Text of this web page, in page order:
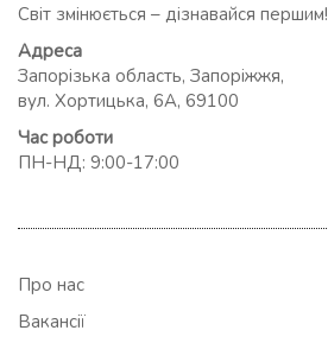
Світ змінюється – дізнавайся першим!
Адреса
Запорізька область, Запоріжжя,
вул. Хортицька, 6А, 69100
Час роботи
ПН-НД: 9:00-17:00
Про нас
Вакансії